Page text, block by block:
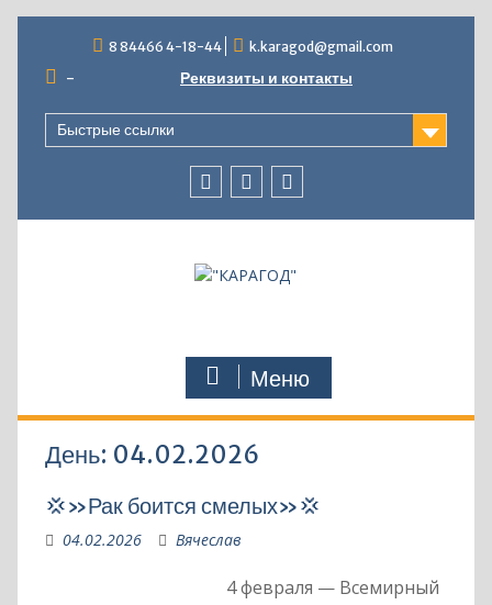
содержимому
8 84466 4-18-44 k.karagod@gmail.com
- Реквизиты и контакты
Быстрые ссылки
нас
в
о
Вами
кинотеатре!
Меню
День: 04.02.2026
💢»Рак боится смелых»💢
04.02.2026 Вячеслав
4 февраля — Всемирный